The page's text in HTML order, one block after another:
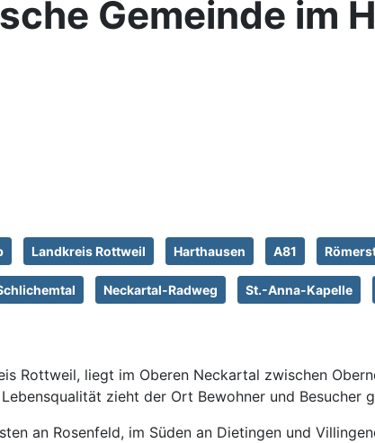
Gemeinde im
Landkreis Rottweil Harthausen A81
Neckartal-Radweg St.-Anna-Kapelle
Rottweil, liegt im Oberen Neckartal zwischen
zieht der Ort Bewohner und Besucher
an Rosenfeld, im Süden an Dietingen und